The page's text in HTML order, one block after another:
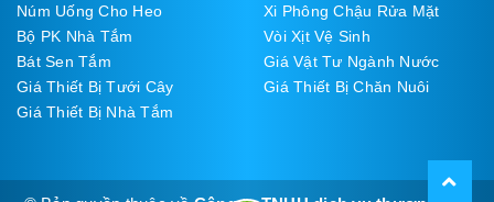
Núm Uống Cho Heo
Xi Phông Chậu Rửa Mặt
Bộ PK Nhà Tắm
Vòi Xịt Vệ Sinh
Bát Sen Tắm
Giá Vật Tư Ngành Nước
Giá Thiết Bị Tưới Cây
Giá Thiết Bị Chăn Nuôi
Giá Thiết Bị Nhà Tắm